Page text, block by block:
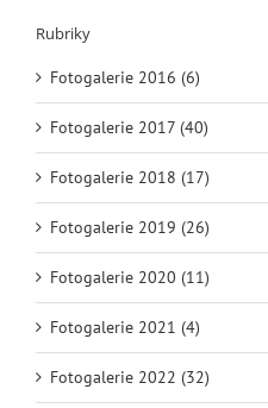
Rubriky
Fotogalerie 2016 (6)
Fotogalerie 2017 (40)
Fotogalerie 2018 (17)
Fotogalerie 2019 (26)
Fotogalerie 2020 (11)
Fotogalerie 2021 (4)
Fotogalerie 2022 (32)